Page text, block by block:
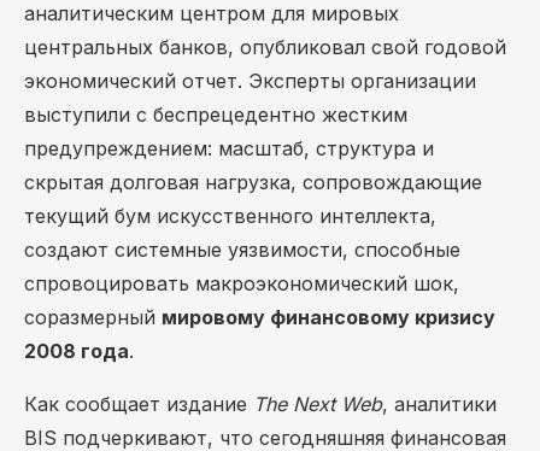
аналитическим центром для мировых
центральных банков, опубликовал свой годовой
экономический отчет. Эксперты организации
выступили с беспрецедентно жестким
предупреждением: масштаб, структура и
скрытая долговая нагрузка, сопровождающие
текущий бум искусственного интеллекта,
создают системные уязвимости, способные
спровоцировать макроэкономический шок,
соразмерный мировому финансовому кризису
2008 года.
Как сообщает издание The Next Web, аналитики
BIS подчеркивают, что сегодняшняя финансовая